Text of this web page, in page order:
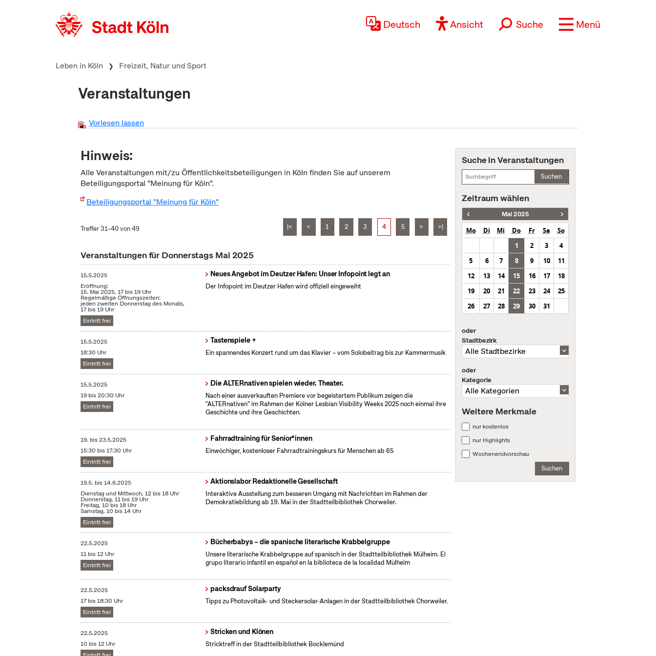
Deutsch Ansicht Suche Menü
Leben in Köln Freizeit, Natur und Sport
Veranstaltungen
Vorlesen lassen
Hinweis:
Alle Veranstaltungen mit/zu Öffentlichkeitsbeteiligungen in Köln finden Sie auf unserem
Beteiligungsportal "Meinung für Köln".
Beteiligungsportal "Meinung für Köln"
Treffer 31–40 von 49 |< < 1 2 3 4 5 > >|
Veranstaltungen für Donnerstags Mai 2025
15.5.2025
Eröffnung:
15. Mai 2025, 17 bis 19 Uhr
Regelmäßige Öffnungszeiten:
jeden zweiten Donnerstag des Monats,
17 bis 19 Uhr
Eintritt frei
Neues Angebot im Deutzer Hafen: Unser Infopoint legt an
Der Infopoint im Deutzer Hafen wird offiziell eingeweiht
15.5.2025
18:30 Uhr
Eintritt frei
Tastenspiele +
Ein spannendes Konzert rund um das Klavier – vom Solobeitrag bis zur Kammermusik
15.5.2025
19 bis 20:30 Uhr
Eintritt frei
Die ALTERnativen spielen wieder. Theater.
Nach einer ausverkauften Premiere vor begeistertem Publikum zeigen die
"ALTERnativen" im Rahmen der Kölner Lesbian Visibility Weeks 2025 noch einmal ihre
Geschichte und ihre Geschichten.
19. bis23.5.2025
15:30 bis 17:30 Uhr
Eintritt frei
Fahrradtraining für Senior*innen
Einwöchiger, kostenloser Fahrradtrainingskurs für Menschen ab 65
19.5. bis14.6.2025
Dienstag und Mittwoch, 12 bis 18 Uhr
Donnerstag, 11 bis 19 Uhr
Freitag, 10 bis 18 Uhr
Samstag, 10 bis 14 Uhr
Eintritt frei
Aktionslabor Redaktionelle Gesellschaft
Interaktive Ausstellung zum besseren Umgang mit Nachrichten im Rahmen der
Demokratiebildung ab 19. Mai in der Stadtteilbibliothek Chorweiler.
22.5.2025
11 bis 12 Uhr
Eintritt frei
Bücherbabys – die spanische literarische Krabbelgruppe
Unsere literarische Krabbelgruppe auf spanisch in der Stadtteilbibliothek Mülheim. El
grupo literario infantil en español en la biblioteca de la localidad Mülheim
22.5.2025
17 bis 18:30 Uhr
Eintritt frei
packsdrauf Solarparty
Tipps zu Photovoltaik- und Steckersolar-Anlagen in der Stadtteilbibliothek Chorweiler.
22.5.2025
10 bis 12 Uhr
Stricken und Klönen
Stricktreff in der Stadtteilbibliothek Bocklemünd
Suche in Veranstaltungen
Suchen
Zeitraum wählen
Mai 2025
Mo Di Mi Do Fr Sa
So
1
2 3
4
5
6 7 8 9 10
11
12
13 14 15 16 17
18
19
20 21 22 23 24
25
26
27 28 29 30 31
oder
Stadtbezirk
oder
Kategorie
Weitere Merkmale
nur kostenlos
nur Highlights
Wochenendvorschau
Suchen